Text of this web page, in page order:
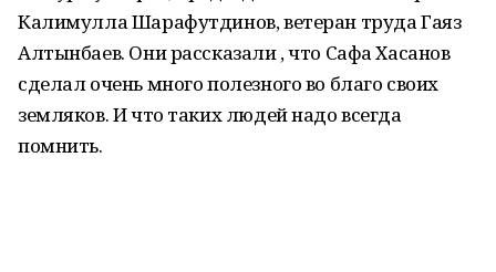
Калимулла Шарафутдинов, ветеран труда Гаяз
Алтынбаев. Они рассказали , что Сафа Хасанов
сделал очень много полезного во благо своих
земляков. И что таких людей надо всегда
помнить.